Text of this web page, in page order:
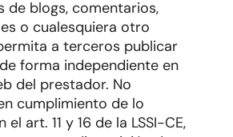
de blogs, comentarios,
o cualesquiera otro
a terceros publicar
forma independiente en
del prestador. No
cumplimiento de lo
art. 11 y 16 de la LSSI-CE,